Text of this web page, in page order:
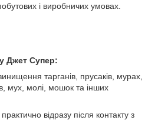
і виробничих умовах.
Джет Супер:
тарганів, прусаків, мурах,
мух, молі, мошок та інших
відразу після контакту з